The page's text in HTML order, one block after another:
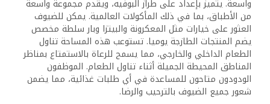
واسعة. يتميز بإعداد على طراز البوفيه، ويقدم مجموعة واسعة
من الأطباق، بما في ذلك المأكولات العالمية. يمكن للضيوف
العثور على خيارات مثل المعكرونة والبيتزا وبار سلطة مخصص
يضم المنتجات الطازجة يوميا. تستوعب هذه المساحة تناول
الطعام الداخلي والخارجي، مما يسمح للرعاة بالاستمتاع بمناظر
المناطق المحيطة الجميلة أثناء تناول الطعام. الموظفون
الودودون متاحون للمساعدة في أي طلبات غذائية، مما يضمن
شعور جميع الضيوف بالترحيب والرضا.